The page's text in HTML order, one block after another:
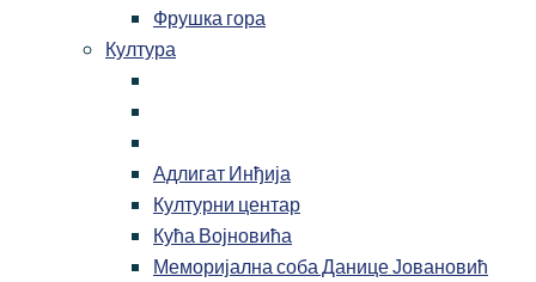
Фрушка гора
Култура
Адлигат Инђија
Културни центар
Кућа Војновића
Меморијална соба Данице Јовановић